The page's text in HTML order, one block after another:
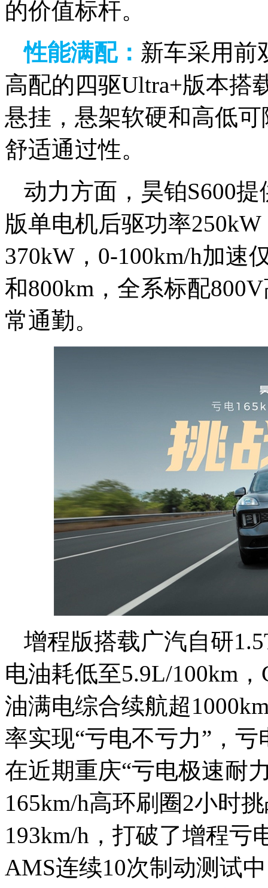
的价值标杆。
性能满配： 新车采用前
高配的四驱Ultra+版本搭
悬挂，悬架软硬和高低
舒适通过性。
动力方面，昊铂S600
版单电机后驱功率
370kW，0-100km/h加速
和800km，全系标配
常通勤。
增程版搭载广汽自研
电油耗低至5.9L/100km
油满电综合续航超
率实现“亏电不亏力”，
在近期重庆“亏电极速耐
165km/h高环刷圈2小时
193km/h，打破了增程亏
AMS连续10次制动测试